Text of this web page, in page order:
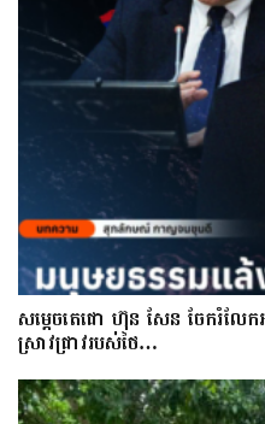
សម្តេចតេជោ ហ៊ុន សែន ចែករំលែក
ស្រាវជ្រាវរបស់ថៃ…